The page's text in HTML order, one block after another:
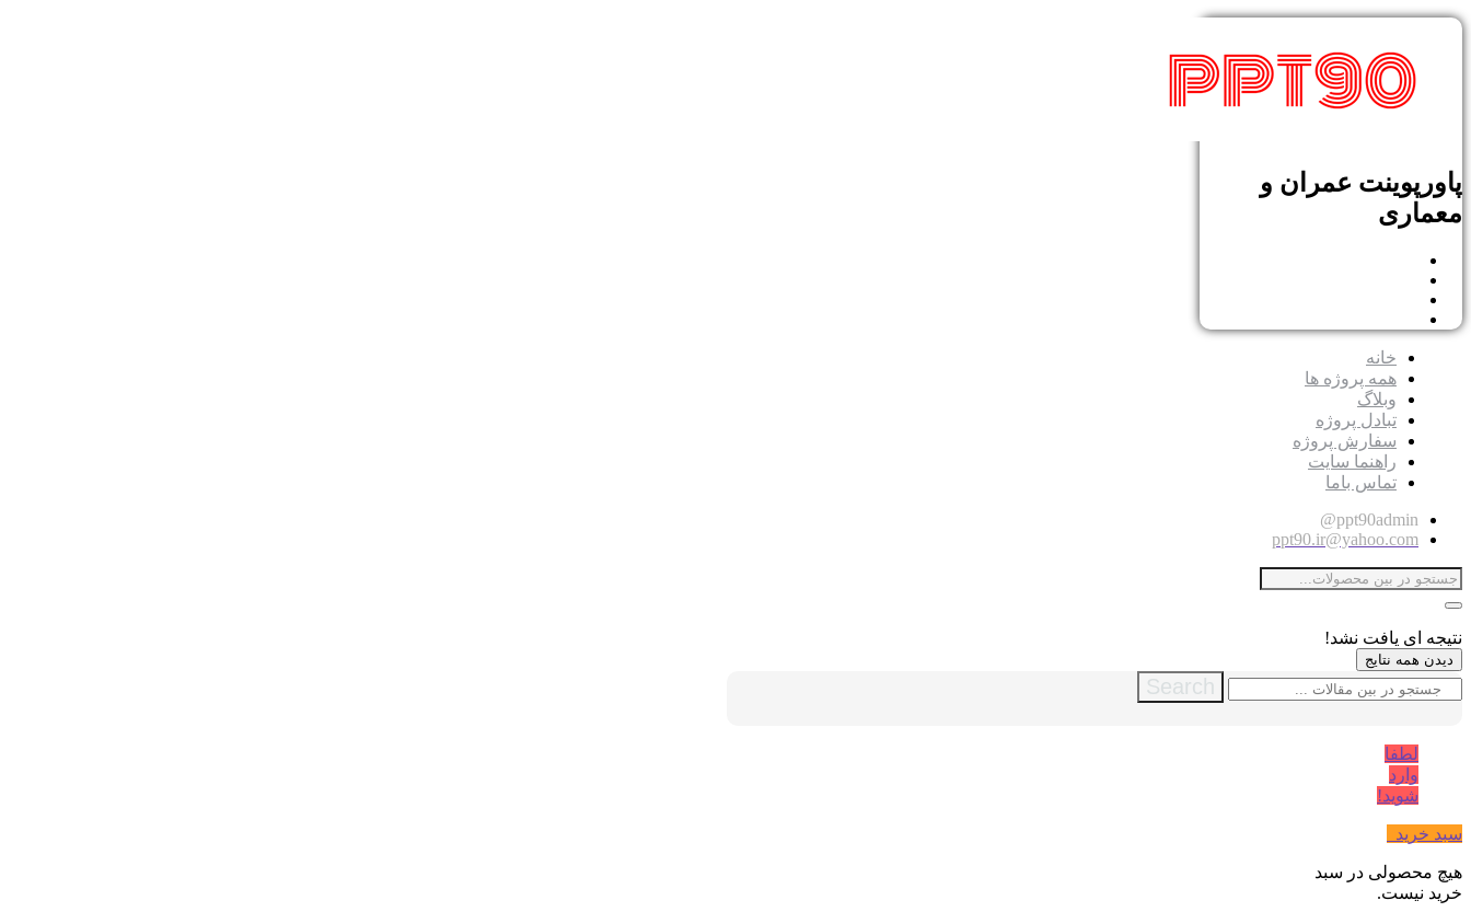
پاورپوینت عمران و
معماری
خانه
همه پروژه ها
وبلاگ
تبادل پروژه
سفارش پروژه
راهنما سایت
تماس باما
ppt90admin@
ppt90.ir@yahoo.com
نتیجه ای یافت نشد!
دیدن همه نتایج
Search
لطفا
وارد
شوید!
سبد خرید
هیچ محصولی در سبد
خرید نیست.